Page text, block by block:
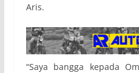
Aris.
“Saya bangga kepada